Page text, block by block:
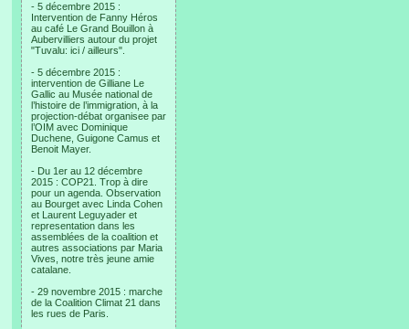
- 5 décembre 2015 :
Intervention de Fanny Héros
au café Le Grand Bouillon à
Aubervilliers autour du projet
"Tuvalu: ici / ailleurs".
- 5 décembre 2015 :
intervention de Gilliane Le
Gallic au Musée national de
l’histoire de l’immigration, à la
projection-débat organisee par
l’OIM avec Dominique
Duchene, Guigone Camus et
Benoit Mayer.
- Du 1er au 12 décembre
2015 : COP21. Trop à dire
pour un agenda. Observation
au Bourget avec Linda Cohen
et Laurent Leguyader et
representation dans les
assemblées de la coalition et
autres associations par Maria
Vives, notre très jeune amie
catalane.
- 29 novembre 2015 : marche
de la Coalition Climat 21 dans
les rues de Paris.